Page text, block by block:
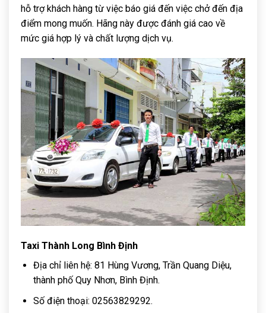
hỗ trợ khách hàng từ việc báo giá đến việc chở đến địa
điểm mong muốn. Hãng này được đánh giá cao về
mức giá hợp lý và chất lượng dịch vụ.
Taxi Thành Long Bình Định
Địa chỉ liên hệ: 81 Hùng Vương, Trần Quang Diệu,
thành phố Quy Nhơn, Bình Định.
Số điện thoại: 02563829292.